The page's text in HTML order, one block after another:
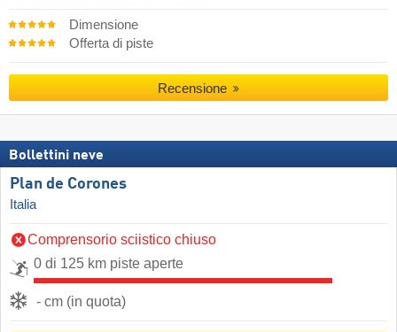
Dimensione
Offerta di piste
Recensione
Bollettini neve
Plan de Corones
Italia
Comprensorio sciistico chiuso
0 di 125 km piste aperte
- cm (in quota)